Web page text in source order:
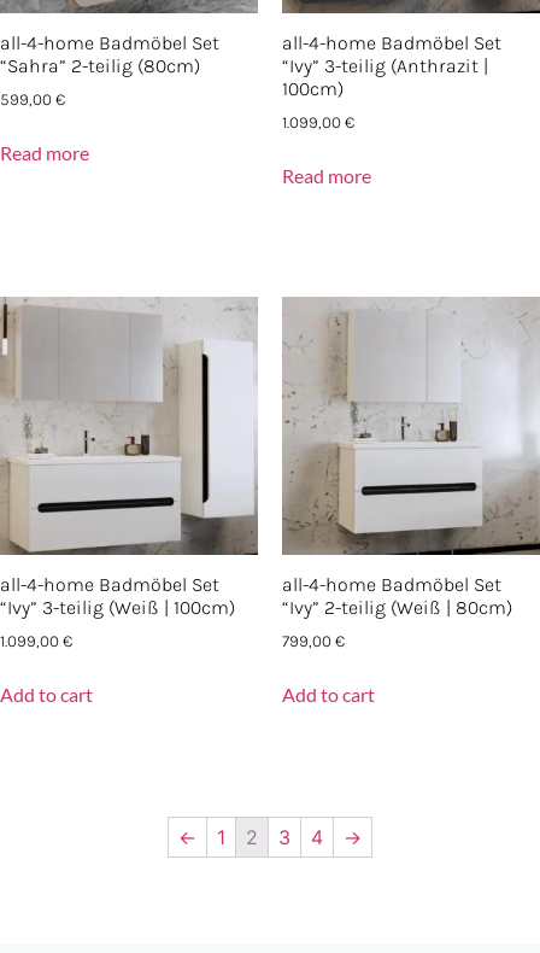
all-4-home Badmöbel Set
“Sahra” 2-teilig (80cm)
599,00€
Read more
all-4-home Badmöbel Set
“Ivy” 3-teilig (Anthrazit |
100cm)
1.099,00€
Read more
all-4-home Badmöbel Set
“Ivy” 3-teilig (Weiß | 100cm)
1.099,00€
Add to cart
all-4-home Badmöbel Set
“Ivy” 2-teilig (Weiß | 80cm)
799,00€
Add to cart
← 1 2 3 4 →